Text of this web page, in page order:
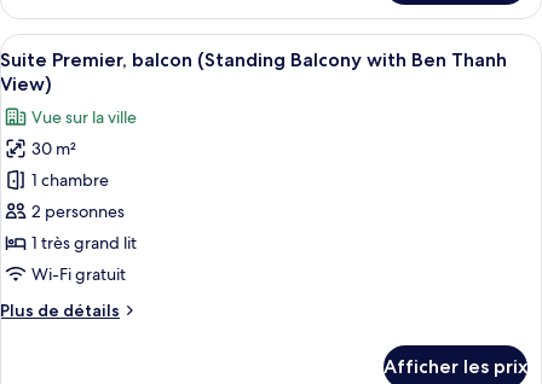
(Standing
Balcony)
Chambre
Prestige,
balcon
(Standing
Balcony)
Afficher
toutes
les
photos
pour
ce
type
de
chambre :
Premier,
Une chambre d’hôtel moderne
6
Suite Premier, balcon (Standing Balcony with Ben Thanh
View)
Vue sur la ville
30 m²
1 chambre
2 personnes
1 très grand lit
Wi-Fi gratuit
Plus de détails
Plus
Afficher les prix